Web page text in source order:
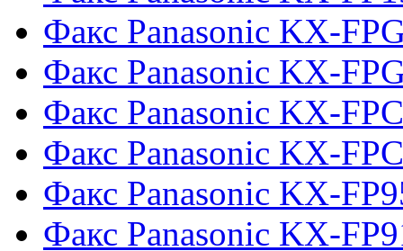
Факс Panasonic KX-
Факс Panasonic KX-
Факс Panasonic KX-
Факс Panasonic KX-
Факс Panasonic KX-
Факс Panasonic KX-